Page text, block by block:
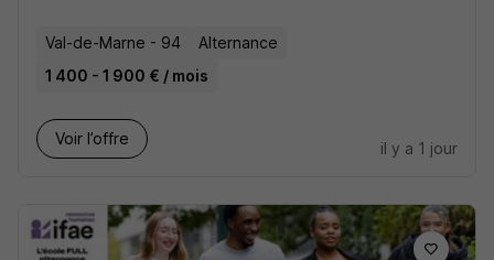
Val-de-Marne - 94
Alternance
1 400 - 1 900 € / mois
Voir l’offre
il y a 1 jour